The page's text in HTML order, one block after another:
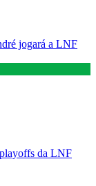
jogará a LNF
da LNF